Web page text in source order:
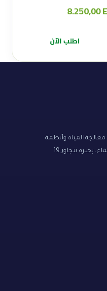
8.250,00
اطلب الآن
المياه وأنظمة
التناضح العكسي وأجهزة إزالة عسر الماء، بخبرة تتجاوز 19